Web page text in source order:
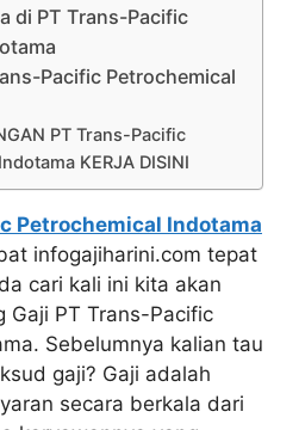
di PT Trans-Pacific
Pacific Petrochemical
PT Trans-Pacific
KERJA DISINI
Petrochemical Indotama
infogajiharini.com tepat
cari kali ini kita akan
Gaji PT Trans-Pacific
Sebelumnya kalian tau
gaji? Gaji adalah
secara berkala dari